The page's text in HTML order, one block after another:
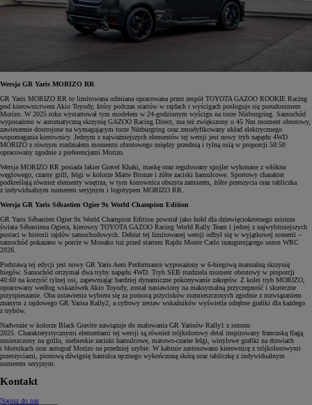
Wersja GR Yaris MORIZO RR
GR Yaris MORIZO RR to limitowana odmiana opracowana przez zespół TOYOTA GAZOO ROOKIE Racing
pod kierownictwem Akio Toyody, który podczas startów w rajdach i wyścigach posługuje się pseudonimem
Morizo. W 2025 roku wystartował tym modelem w 24-godzinnym wyścigu na torze Nürburgring. Samochód
wyposażono w automatyczną skrzynię GAZOO Racing Direct, ma też zwiększony o 45 Nm moment obrotowy,
zawieszenie dostrojone na wymagającym torze Nürburgring oraz zmodyfikowany układ elektrycznego
wspomagania kierownicy. Jednym z najważniejszych elementów tej wersji jest nowy tryb napędu 4WD
MORIZO z równym rozdziałem momentu obrotowego między przednią i tylną osią w proporcji 50:50
opracowany zgodnie z preferencjami Morizo.
Wersja MORIZO RR posiada lakier Gravel Khaki, maskę oraz regulowany spojler wykonane z włókna
węglowego, czarny grill, felgi w kolorze Matte Bronze i żółte zaciski hamulcowe. Sportowy charakter
podkreślają również elementy wnętrza, w tym kierownica obszyta zamszem, żółte przeszycia oraz tabliczka
z indywidualnym numerem seryjnym i logotypem MORIZO RR.
Wersja GR Yaris Sébastien Ogier 9x World Champion Edition
GR Yaris Sébastien Ogier 9x World Champion Edition powstał jako hołd dla dziewięciokrotnego mistrza
świata Sébastiena Ogiera, kierowcy TOYOTA GAZOO Racing World Rally Team i jednej z najwybitniejszych
postaci w historii rajdów samochodowych. Debiut tej limitowanej wersji odbył się w wyjątkowej scenerii –
samochód pokazano w porcie w Monako tuż przed startem Rajdu Monte Carlo inaugurującego sezon WRC
2026.
Podstawą tej edycji jest nowy GR Yaris Aero Performance wyposażony w 6-biegową manualną skrzynię
biegów. Samochód otrzymał dwa tryby napędu 4WD. Tryb SEB rozdziela moment obrotowy w proporcji
40:60 na korzyść tylnej osi, zapewniając bardziej dynamiczne pokonywanie zakrętów. Z kolei tryb MORIZO,
opracowany według wskazówek Akio Toyody, został nastawiony na maksymalną przyczepność i skuteczne
przyspieszanie. Oba ustawienia wybiera się za pomocą przycisków rozmieszczonych zgodnie z rozwiązaniem
znanym z rajdowego GR Yarisa Rally2, a cyfrowy zestaw wskaźników wyświetla odrębne grafiki dla każdego
z trybów.
Nadwozie w kolorze Black Gravite nawiązuje do malowania GR Yarisów Rally1 z sezonu
2025. Charakterystycznymi elementami tej wersji są również trójkolorowy detal inspirowany francuską flagą
umieszczony na grillu, niebieskie zaciski hamulcowe, matowo-czarne felgi, winylowe grafiki na drzwiach
i błotnikach oraz autograf Morizo na przedniej szybie. W kabinie zastosowano kierownicę z trójkolorowymi
przeszyciami, pionową dźwignię hamulca ręcznego wykończoną skórą oraz tabliczkę z indywidualnym
numerem seryjnym.
Kontakt
Napisz do nas